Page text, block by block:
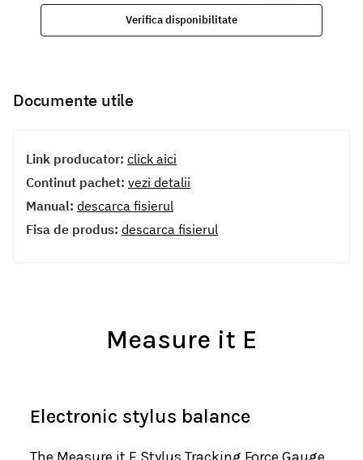
Verifica disponibilitate
Documente utile
Link producator: click aici
Continut pachet: vezi detalii
Manual: descarca fisierul
Fisa de produs: descarca fisierul
Measure it E
Electronic stylus balance